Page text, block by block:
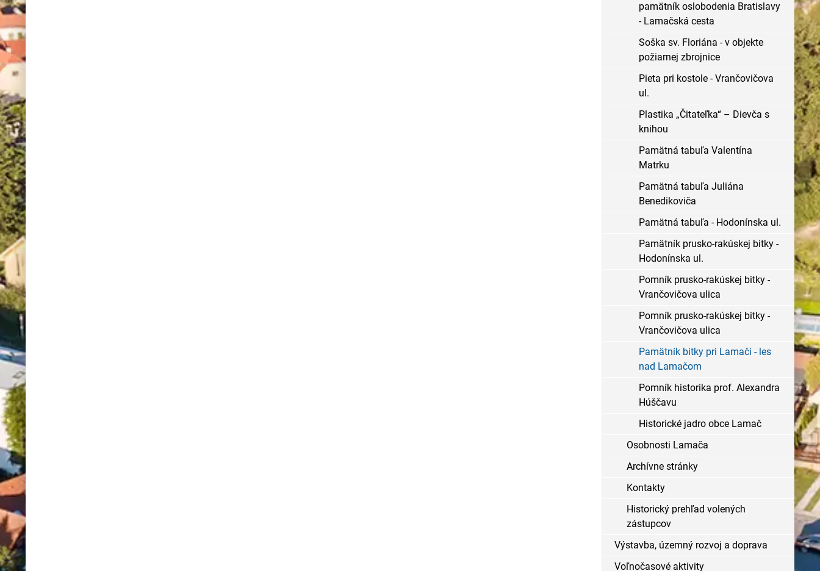
pamätník oslobodenia Bratislavy
- Lamačská cesta
Soška sv. Floriána - v objekte
požiarnej zbrojnice
Pieta pri kostole - Vrančovičova
ul.
Plastika „Čitateľka“ – Dievča s
knihou
Pamätná tabuľa Valentína
Matrku
Pamätná tabuľa Juliána
Benedikoviča
Pamätná tabuľa - Hodonínska ul.
Pamätník prusko-rakúskej bitky -
Hodonínska ul.
Pomník prusko-rakúskej bitky -
Vrančovičova ulica
Pomník prusko-rakúskej bitky -
Vrančovičova ulica
Pamätník bitky pri Lamači - les
nad Lamačom
Pomník historika prof. Alexandra
Húščavu
Historické jadro obce Lamač
Osobnosti Lamača
Archívne stránky
Kontakty
Historický prehľad volených
zástupcov
Výstavba, územný rozvoj a doprava
Voľnočasové aktivity